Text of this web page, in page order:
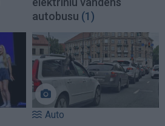
autobusu (1)
Auto